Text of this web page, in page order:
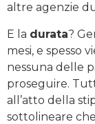
altre agenzie
E la durata?
mesi, e spesso
nessuna delle
proseguire.
all’atto della
sottolineare